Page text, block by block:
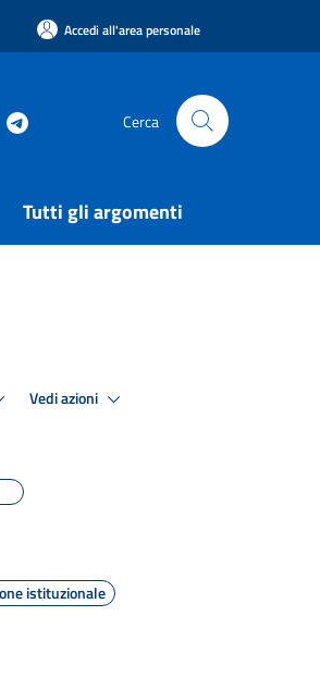
Accedi all'area personale
Cerca
Tutti gli argomenti
Vedi azioni
istituzionale